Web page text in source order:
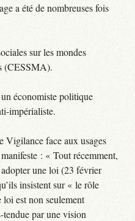
a été de nombreuses fois
sur les mondes
(CESSMA).
économiste politique
impérialiste.
face aux usages
: « Tout récemment,
adopter une loi (23 février
insistent sur « le rôle
est non seulement
tendue par une vision